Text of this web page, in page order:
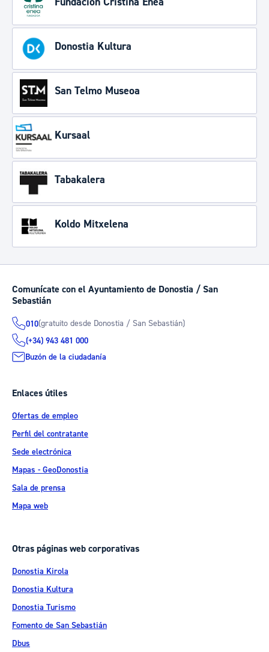
Donostia Kultura
San Telmo Museoa
Kursaal
Tabakalera
Koldo Mitxelena
Comunícate con el Ayuntamiento de Donostia / San
Sebastián
010(gratuito desde Donostia / San Sebastián)
(+34) 943 481 000
Buzón de la ciudadanía
Enlaces útiles
Ofertas de empleo
Perfil del contratante
Sede electrónica
Mapas - GeoDonostia
Sala de prensa
Mapa web
Otras páginas web corporativas
Donostia Kirola
Donostia Kultura
Donostia Turismo
Fomento de San Sebastián
Dbus